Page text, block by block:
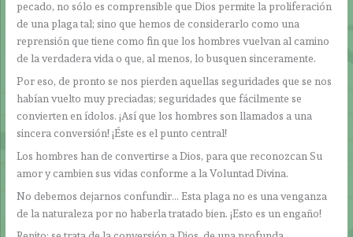
pecado, no sólo es comprensible que Dios permite la proliferación
de una plaga tal; sino que hemos de considerarlo como una
reprensión que tiene como fin que los hombres vuelvan al camino
de la verdadera vida o que, al menos, lo busquen sinceramente.
Por eso, de pronto se nos pierden aquellas seguridades que se nos
habían vuelto muy preciadas; seguridades que fácilmente se
convierten en ídolos. ¡Así que los hombres son llamados a una
sincera conversión! ¡Éste es el punto central!
Los hombres han de convertirse a Dios, para que reconozcan Su
amor y cambien sus vidas conforme a la Voluntad Divina.
No debemos dejarnos confundir… Esta plaga no es una venganza
de la naturaleza por no haberla tratado bien. ¡Esto es un engaño!